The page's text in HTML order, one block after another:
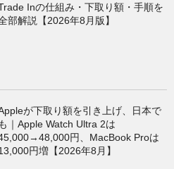
Inの仕組み・下取り額・手順を
部解説【2026年8月版】
が下取り額を引き上げ、日本で
も｜Apple Watch Ultra 2は
円、MacBook Proは
円増【2026年8月】